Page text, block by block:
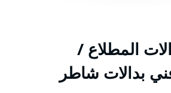
المطلاع /
/ فني بدالات شاطر